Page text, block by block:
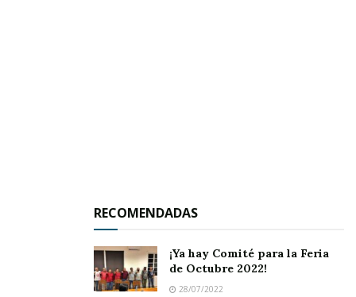
Independencia, e informó que el tradicional
grito tendrá lugar el sábado 15 de septiembre
en el balcón del palacio municipal.
RECOMENDADAS
¡Ya hay Comité para la Feria
de Octubre 2022!
28/07/2022